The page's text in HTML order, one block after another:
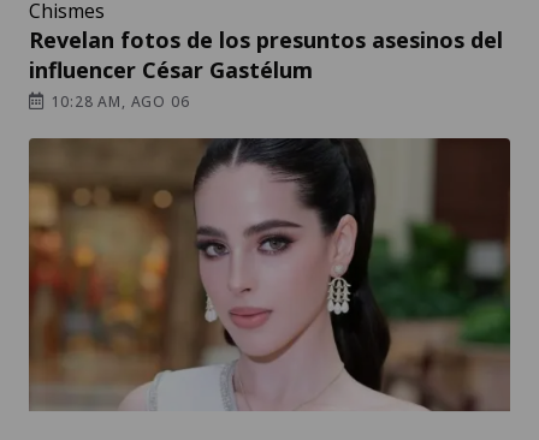
Chismes
Revelan fotos de los presuntos asesinos del
influencer César Gastélum
10:28 AM, AGO 06